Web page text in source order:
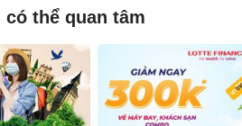
có thể quan tâm